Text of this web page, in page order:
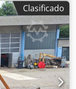
sección: 5,00
esparcidor de
Clasificado